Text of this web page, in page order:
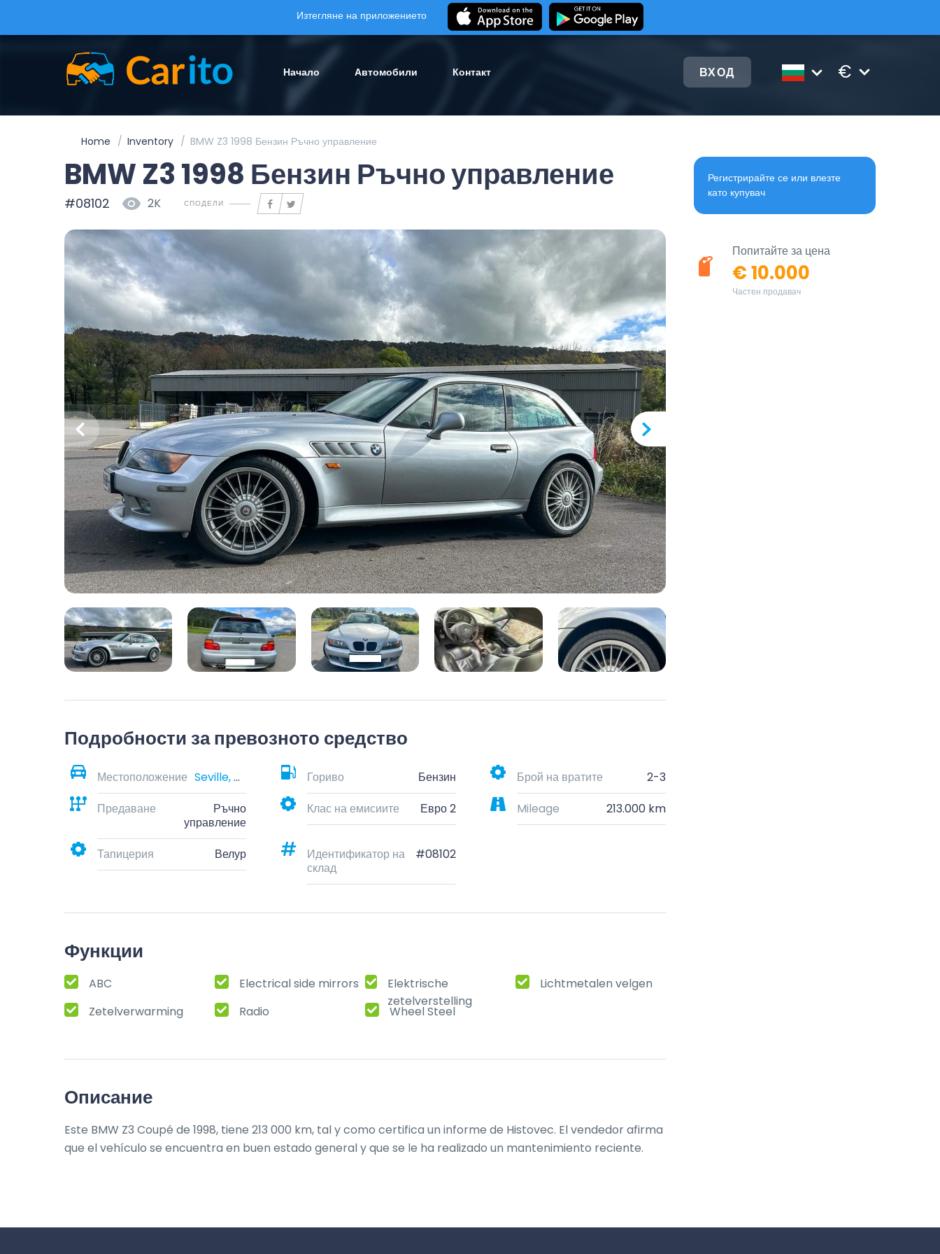
Изтегляне на приложението
Начало Автомобили Контакт ВХОД €
Home Inventory BMW Z3 1998 Бензин Ръчно управление
BMW Z3 1998 Бензин Ръчно управление
#08102 2K СПОДЕЛИ
Подробности за превозното средство
Местоположение Seville, Andalusia, Spain Гориво Бензин Брой на вратите
2-3
Предаване
Ръчно
управление
Клас на емисиите Евро 2 Mileage 213.000 km
Тапицерия Велур
Идентификатор на
склад
#08102
Функции
ABC Electrical side mirrors
Elektrische
zetelverstelling
Lichtmetalen velgen
Zetelverwarming
Radio Wheel Steel
Описание
Este BMW Z3 Coupé de 1998, tiene 213 000 km, tal y como certifica un informe de Histovec. El vendedor afirma
que el vehículo se encuentra en buen estado general y que se le ha realizado un mantenimiento reciente.
Регистрирайте се или влезте
като купувач
Попитайте за цена
€ 10.000
Частен продавач